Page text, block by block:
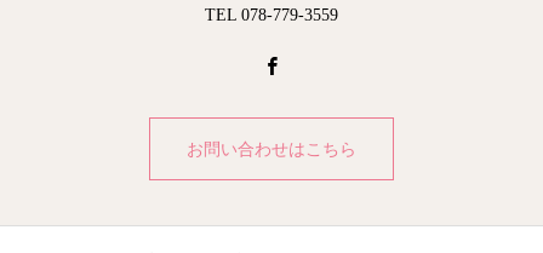
TEL 078-779-3559
お問い合わせはこちら